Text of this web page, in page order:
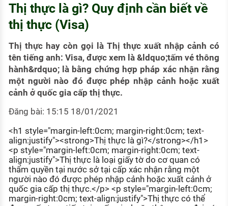
Việc làm lương cao
Việc làm tốt nhất
CÔNG TY
Danh sách nhà tuyển dụng
Nhà tuyển dụng hàng đầu
Tạo CV trực tuyến
Mẫu CV đơn giản
Mẫu CV hiện đại
Tính trợ cấp thất nghiệp
PHÁP LUẬT LAO ĐỘNG
Lao động và tiền lương
Bảo hiểm và phúc lợi
Thuế thu nhập
KHÁM PHÁ NGHỀ NGHIỆP
Tử vi nghề nghiệp
Kỹ năng nghề nghiệp
HƯỚNG NGHIỆP VIỆC LÀM
Thị thực là gì? Quy định cần biết về
thị thực (Visa)
Thị thực hay còn gọi là Thị thực xuất nhập cảnh có
tên tiếng anh: Visa, được xem là &ldquo;tấm vé thông
hành&rdquo; là bằng chứng hợp pháp xác nhận rằng
một người nào đó được phép nhập cảnh hoặc xuất
cảnh ở quốc gia cấp thị thực.
Đăng bài: 15:15 18/01/2021
<h1 style="margin-left:0cm; margin-right:0cm; text-
align:justify"><strong>Thị thực là gì?</strong></h1>
<p style="margin-left:0cm; margin-right:0cm; text-
align:justify">Thị thực là loại giấy tờ do cơ quan có
thẩm quyền tại nước sở tại cấp xác nhận rằng một
người nào đó được phép nhập cảnh hoặc xuất cảnh ở
quốc gia cấp thị thực.</p> <p style="margin-left:0cm;
margin-right:0cm; text-align:justify">Thị thực có thể